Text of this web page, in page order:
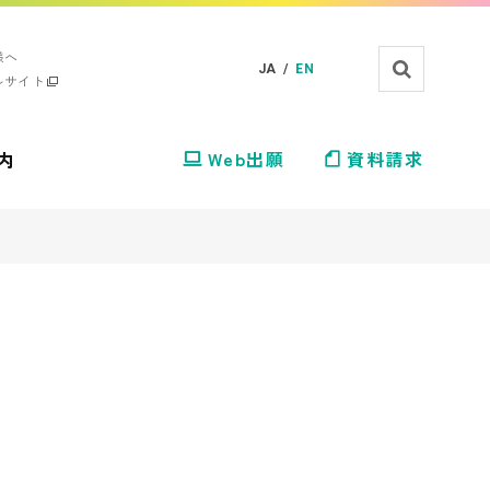
イト
JA / EN
Web出願 資料請求